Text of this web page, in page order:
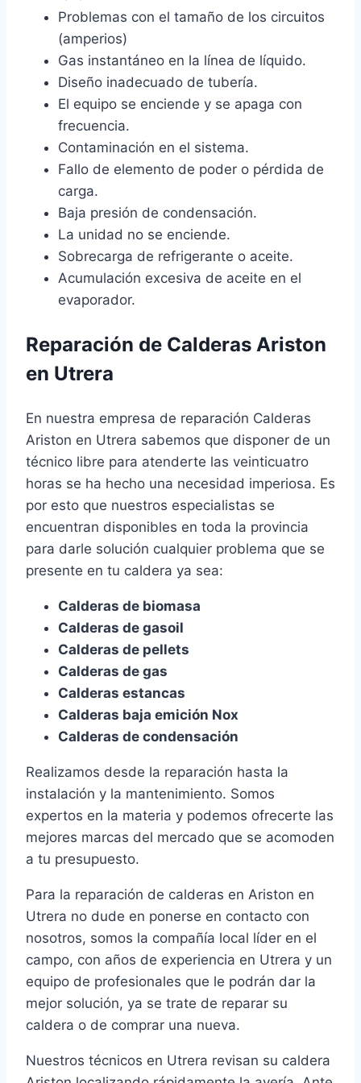
Problemas con el tamaño de los circuitos
(amperios)
Gas instantáneo en la línea de líquido.
Diseño inadecuado de tubería.
El equipo se enciende y se apaga con
frecuencia.
Contaminación en el sistema.
Fallo de elemento de poder o pérdida de
carga.
Baja presión de condensación.
La unidad no se enciende.
Sobrecarga de refrigerante o aceite.
Acumulación excesiva de aceite en el
evaporador.
Reparación de Calderas Ariston
en Utrera
En nuestra empresa de reparación Calderas
Ariston en Utrera sabemos que disponer de un
técnico libre para atenderte las veinticuatro
horas se ha hecho una necesidad imperiosa. Es
por esto que nuestros especialistas se
encuentran disponibles en toda la provincia
para darle solución cualquier problema que se
presente en tu caldera ya sea:
Calderas de biomasa
Calderas de gasoil
Calderas de pellets
Calderas de gas
Calderas estancas
Calderas baja emición Nox
Calderas de condensación
Realizamos desde la reparación hasta la
instalación y la mantenimiento. Somos
expertos en la materia y podemos ofrecerte las
mejores marcas del mercado que se acomoden
a tu presupuesto.
Para la reparación de calderas en Ariston en
Utrera no dude en ponerse en contacto con
nosotros, somos la compañía local líder en el
campo, con años de experiencia en Utrera y un
equipo de profesionales que le podrán dar la
mejor solución, ya se trate de reparar su
caldera o de comprar una nueva.
Nuestros técnicos en Utrera revisan su caldera